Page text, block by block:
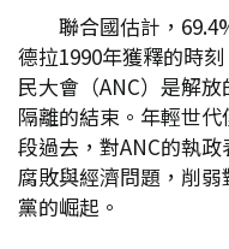
聯合國估計，
德拉1990年獲釋的時
民大會（ANC）是解
隔離的結束。年輕世
段過去，對ANC的執
腐敗與經濟問題，削
黨的崛起。